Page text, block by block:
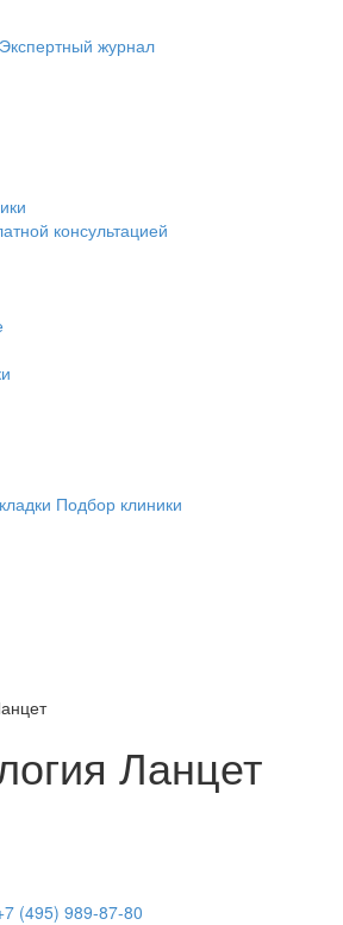
Экспертный журнал
консультацией
Подбор клиники
Ланцет
(495) 989-87-80